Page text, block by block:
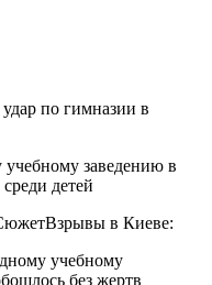
по гимназии в
в Киеве: